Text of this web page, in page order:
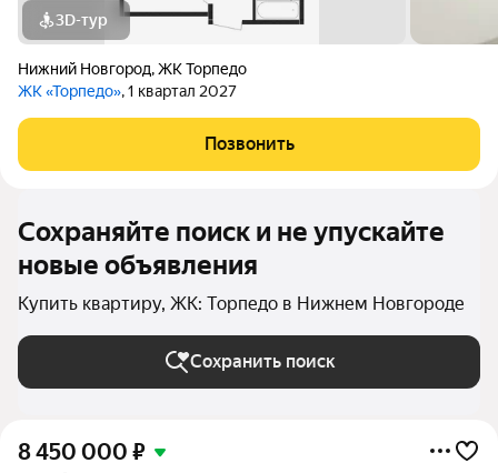
3D-тур
Нижний Новгород,ЖК Торпедо
ЖК «Торпедо», 1 квартал 2027
Позвонить
Сохраняйте поиск и не упускайте
новые объявления
Купить квартиру, ЖК: Торпедо в Нижнем Новгороде
Сохранить поиск
8 450 000 ₽